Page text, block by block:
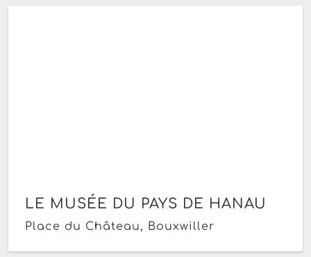
LE MUSÉE DU PAYS DE HANAU
Place du Château, Bouxwiller